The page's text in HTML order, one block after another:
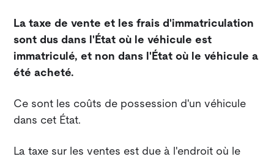
La taxe de vente et les frais d'immatriculation
sont dus dans l'État où le véhicule est
immatriculé, et non dans l'État où le véhicule a
été acheté.
Ce sont les coûts de possession d'un véhicule
dans cet État.
La taxe sur les ventes est due à l'endroit où le